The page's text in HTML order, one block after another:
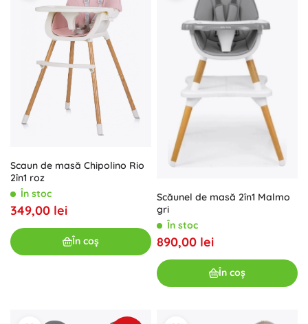
Scaun de masă Chipolino Rio
2în1 roz
În stoc
349,00 lei
În coș
Scăunel de masă 2în1 Malmo
gri
În stoc
890,00 lei
În coș